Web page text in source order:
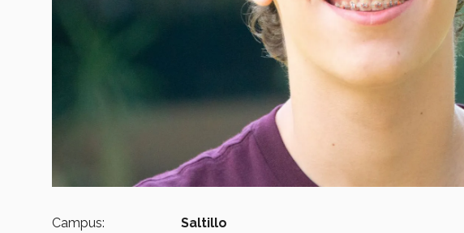
Campus:
Saltillo